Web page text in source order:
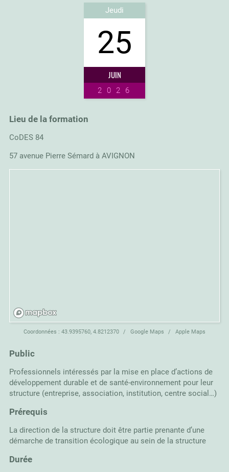
Jeudi
25
JUIN
2026
Lieu de la formation
CoDES 84
57 avenue Pierre Sémard à AVIGNON
Coordonnées : 43.9395760, 4.8212370 Google Maps Apple Maps
Public
Professionnels intéressés par la mise en place d’actions de
développement durable et de santé-environnement pour leur
structure (entreprise, association, institution, centre social…)
Prérequis
La direction de la structure doit être partie prenante d’une
démarche de transition écologique au sein de la structure
Durée